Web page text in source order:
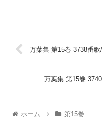
万葉集 第15巻 3738番
万葉集 第15巻
ホーム 第15巻